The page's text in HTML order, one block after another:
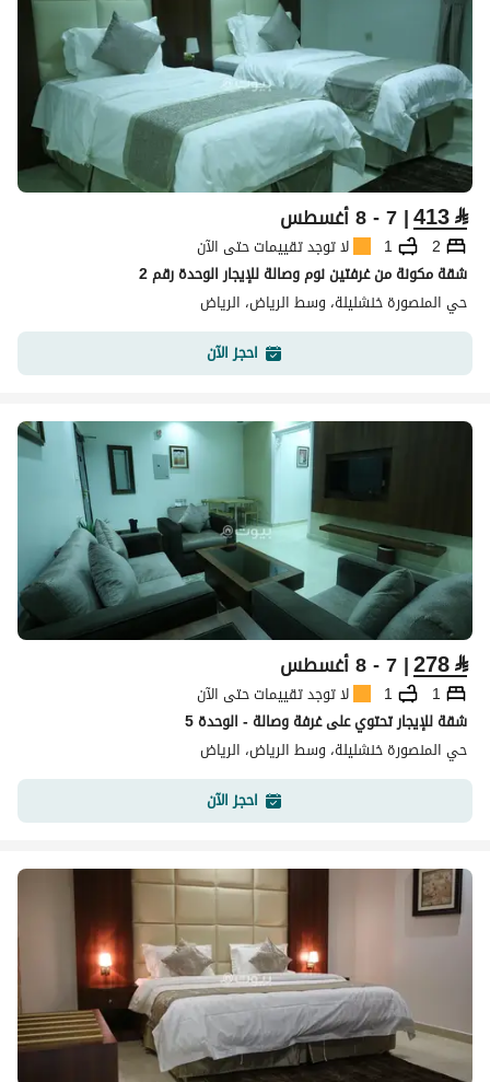
⃁
413| 7 - 8 أغسطس
2
1
لا توجد تقييمات حتى الآن
شقة مكونة من غرفتين نوم وصالة للإيجار الوحدة رقم 2
حي المنصورة خنشليلة، وسط الرياض، الرياض
احجز الآن
⃁
278| 7 - 8 أغسطس
1
1
لا توجد تقييمات حتى الآن
شقة للإيجار تحتوي على غرفة وصالة - الوحدة 5
حي المنصورة خنشليلة، وسط الرياض، الرياض
احجز الآن